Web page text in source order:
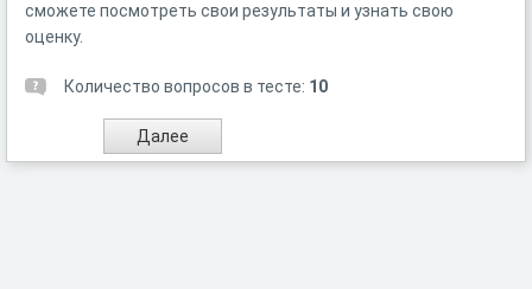
сможете посмотреть свои результаты и узнать свою
оценку.
Количество вопросов в тесте: 10